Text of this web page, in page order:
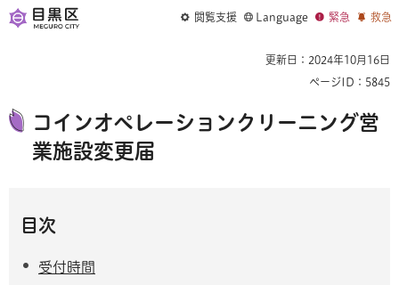
閲覧支援 Language 緊急 救急
更新日：2024年10月16日
ページID：5845
コインオペレーションクリーニング営
業施設変更届
目次
受付時間